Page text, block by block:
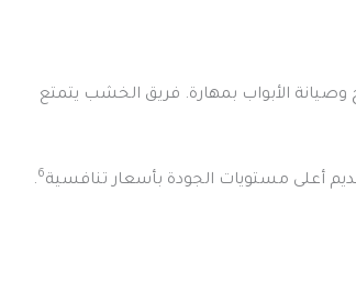
الأبواب بمهارة. فريق الخشب يتمتع
6
.